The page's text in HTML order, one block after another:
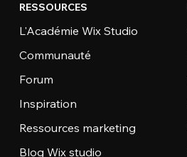
RESSOURCES
L'Académie Wix Studio
Communauté
Forum
Inspiration
Ressources marketing
Blog Wix studio